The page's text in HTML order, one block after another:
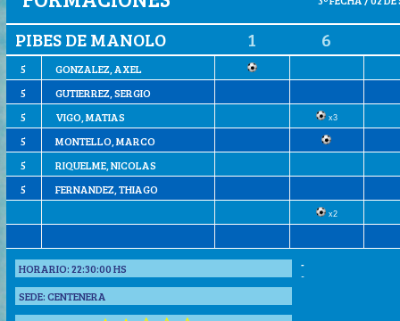
PIBES DE MANOLO 1 6
5
GONZALEZ, AXEL
5
GUTIERREZ, SERGIO
5
VIGO, MATIAS x3
5
MONTELLO, MARCO
5
RIQUELME, NICOLAS
5
FERNANDEZ, THIAGO
x2
HORARIO:22:30:00 HS
SEDE:CENTENERA
-
-